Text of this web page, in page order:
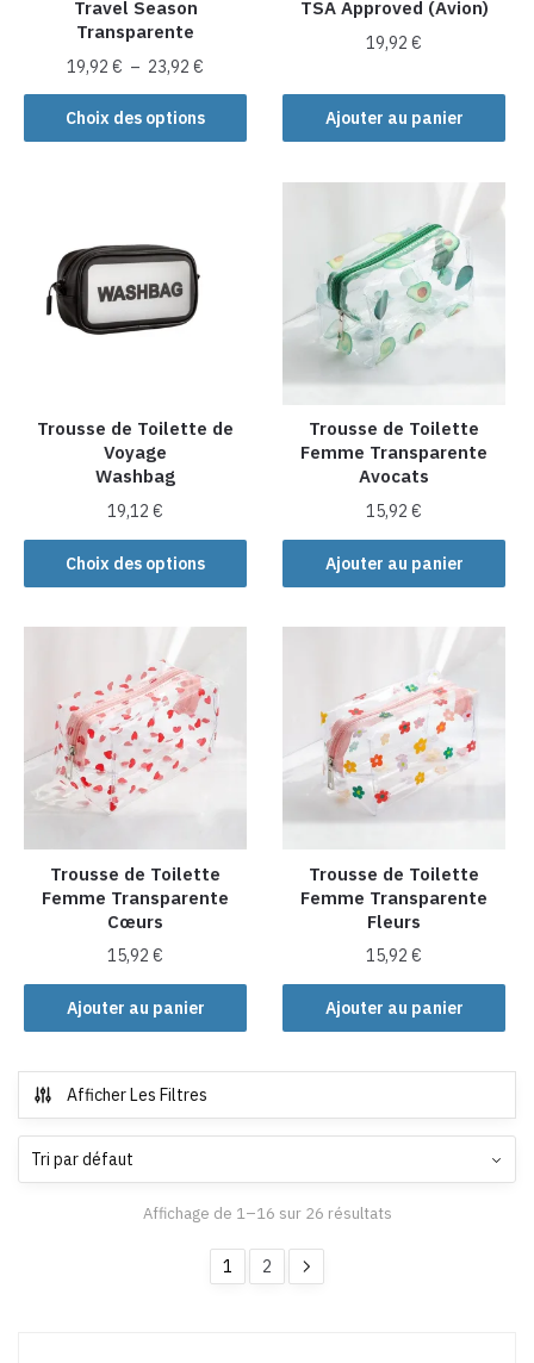
du
produit
produit
Travel Season
Transparente
19,92€ – 23,92€
de
prix :
19,92 €
Choix des options
Ce
produit
Les
options
peuvent
la
page
du
produit
TSA Approved (Avion)
19,92€
Ajouter au panier
Trousse de Toilette de
Voyage
Washbag
19,12€
Choix des options
Ce
produit
plusieurs
variations.
Les
options
peuvent
être
la
page
du
produit
Trousse de Toilette
Femme Transparente
Avocats
15,92€
Ajouter au panier
Trousse de Toilette
Femme Transparente
Cœurs
15,92€
Ajouter au panier
Trousse de Toilette
Femme Transparente
Fleurs
15,92€
Ajouter au panier
Afficher Les Filtres
Affichage de 1–16 sur 26 résultats
1 2